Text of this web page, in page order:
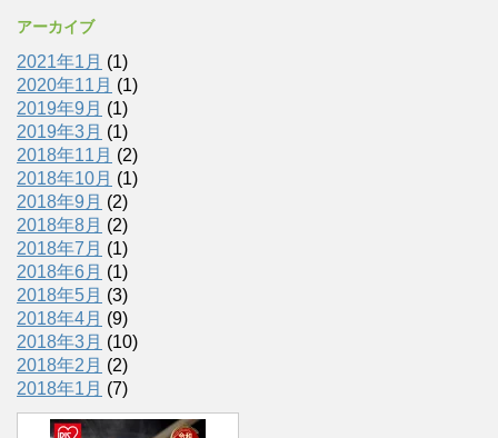
アーカイブ
2021年1月 (1)
2020年11月 (1)
2019年9月 (1)
2019年3月 (1)
2018年11月 (2)
2018年10月 (1)
2018年9月 (2)
2018年8月 (2)
2018年7月 (1)
2018年6月 (1)
2018年5月 (3)
2018年4月 (9)
2018年3月 (10)
2018年2月 (2)
2018年1月 (7)